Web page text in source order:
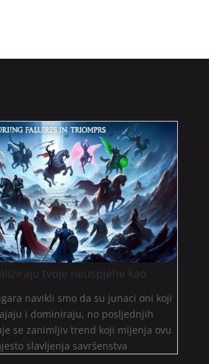
tvoje neuspjehe kao
navikli smo da su junaci oni koji
i dominiraju, no posljednjih
se zanimljiv trend koji mijenja ovu
slavljenja savršenstva